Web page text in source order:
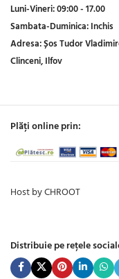
Luni-Vineri:09:00 - 17.00
Sambata-Duminica:Inchis
Adresa:Șos Tudor
Clinceni, Ilfov
Plăți online prin:
Host by CHROOT
Distribuie pe rețele